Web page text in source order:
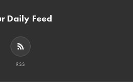
Daily Feed
RSS